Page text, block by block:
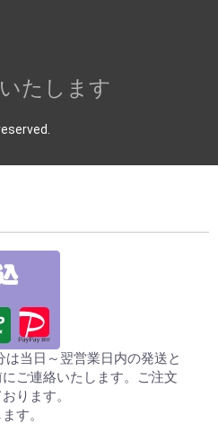
たします
当日～翌営業日内の発送と
ご連絡いたします。ご注文
ります。
す。